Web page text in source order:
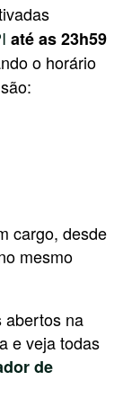
até as 23h59
o horário
cargo, desde
mesmo
abertos na
e veja todas
de